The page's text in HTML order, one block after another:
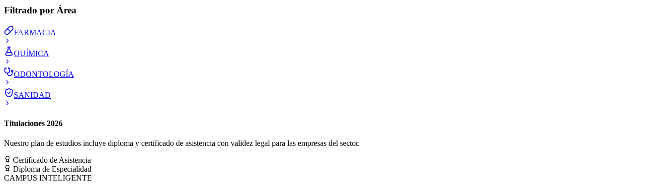
Filtrado por Área
FARMACIA
QUÍMICA
ODONTOLOGÍA
SANIDAD
Titulaciones 2026
Nuestro plan de estudios incluye diploma y certificado de asistencia con validez legal para las empresas del sector.
Certificado de Asistencia
Diploma de Especialidad
CAMPUS INTELIGENTE